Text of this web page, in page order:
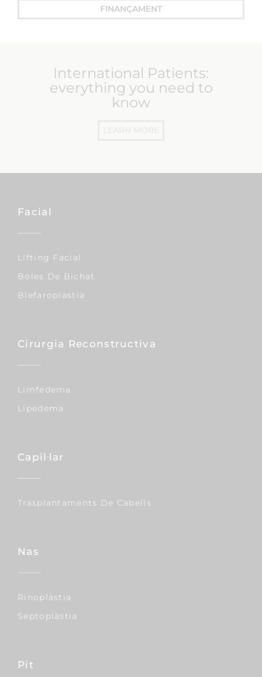
FINANÇAMENT
International Patients:
everything you need to
know
Facial
Lífting Facial
Boles De Bichat
Blefaroplastia
Cirurgia Reconstructiva
Limfedema
Lipedema
Capil·lar
Trasplantaments De Cabells
Nas
Rinoplàstia
Septoplàstia
Pit